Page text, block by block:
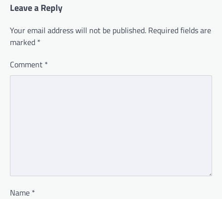
Leave a Reply
Your email address will not be published. Required fields are
marked *
Comment *
Name *